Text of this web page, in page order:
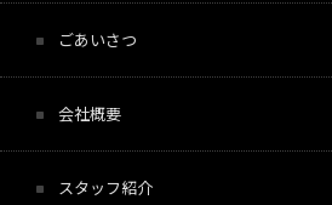
ごあいさつ
会社概要
スタッフ紹介